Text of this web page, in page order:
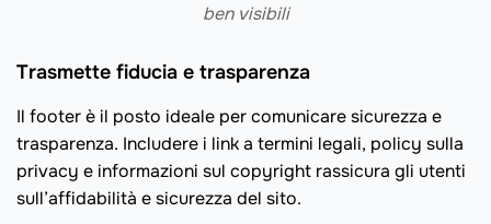
ben visibili
Trasmette fiducia e trasparenza
Il footer è il posto ideale per comunicare sicurezza e
trasparenza. Includere i link a termini legali, policy sulla
privacy e informazioni sul copyright rassicura gli utenti
sull’affidabilità e sicurezza del sito.